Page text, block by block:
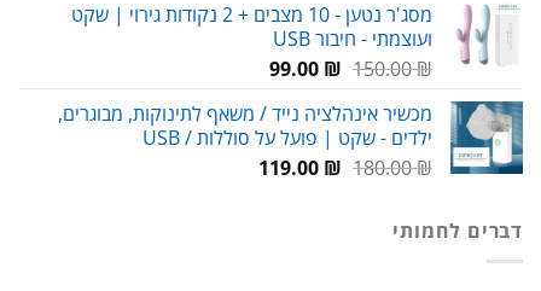
מסג'ר נטען - 10 מצבים + 2 נקודות גירוי | שקט
ועוצמתי - חיבור USB
150.00₪
המחיר
היה:
150.00 ₪.
99.00 ₪
המחיר
הוא:
99.00 ₪.
מכשיר אינהלציה נייד / משאף לתינוקות, מבוגרים,
ילדים - שקט | פועל על סוללות / USB
180.00₪
המחיר119.00 ₪
המחיר
דברים לחמותי